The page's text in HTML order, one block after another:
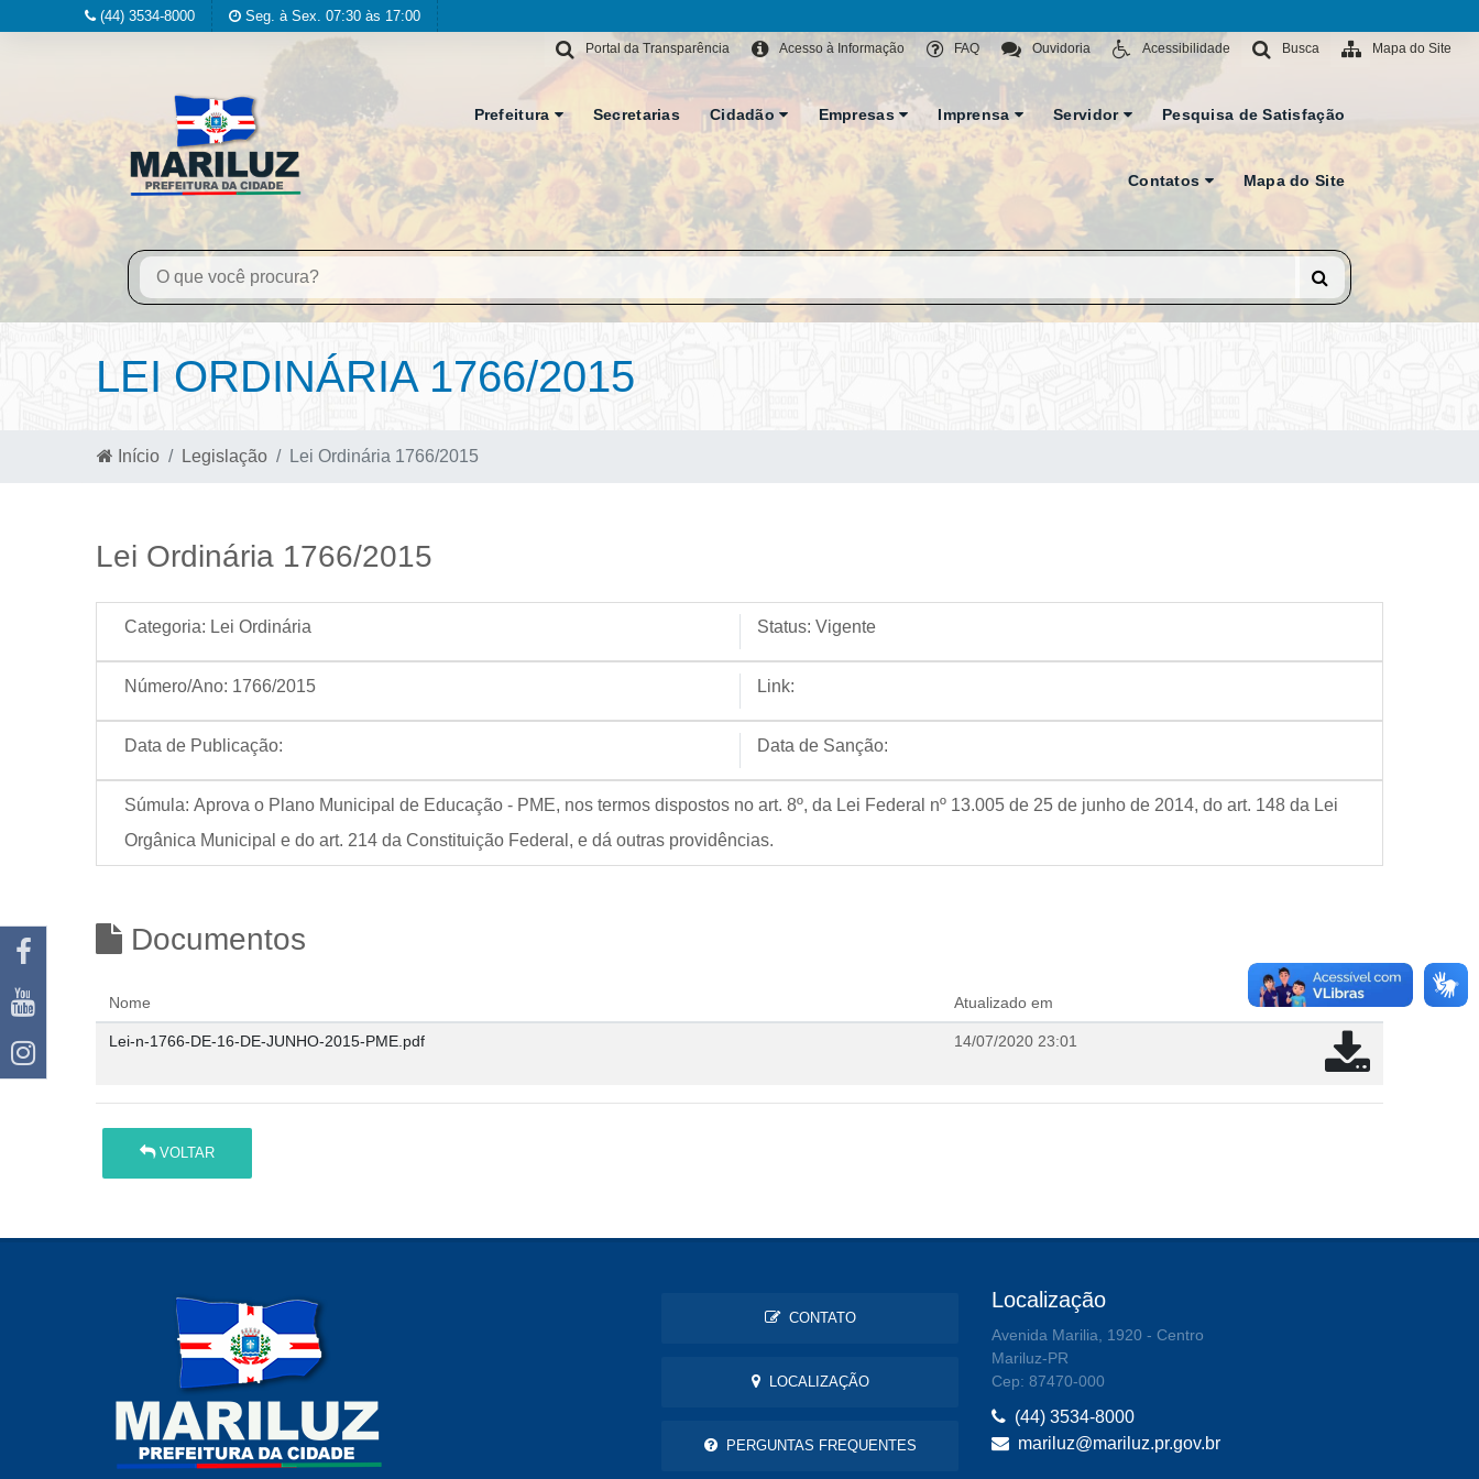
(44) 3534-8000 Seg. à Sex. 07:30 às 17:00
Mapa do Site
Busca
Acessibilidade
Ouvidoria
FAQ
Acesso à Informação
Portal da Transparência
Prefeitura Secretarias Cidadão Empresas Imprensa Servidor Pesquisa de Satisfação
Contatos Mapa do Site
LEI ORDINÁRIA 1766/2015
Início Legislação Lei Ordinária 1766/2015
Lei Ordinária 1766/2015
Categoria: Lei Ordinária Status: Vigente
Número/Ano: 1766/2015 Link:
Data de Publicação: Data de Sanção:
Súmula: Aprova o Plano Municipal de Educação - PME, nos termos dispostos no art. 8º, da Lei Federal nº 13.005 de 25 de junho de 2014, do art. 148 da Lei
Orgânica Municipal e do art. 214 da Constituição Federal, e dá outras providências.
Documentos
Nome Atualizado em
Lei-n-1766-DE-16-DE-JUNHO-2015-PME.pdf 14/07/2020 23:01
VOLTAR
CONTATO
LOCALIZAÇÃO
PERGUNTAS FREQUENTES
Localização
Avenida Marilia, 1920 - Centro
Mariluz-PR
Cep: 87470-000
(44) 3534-8000
mariluz@mariluz.pr.gov.br